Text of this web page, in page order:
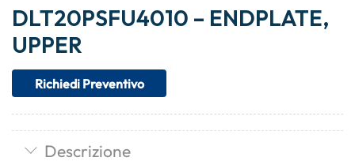
DLT20PSFU4010 – ENDPLATE,
UPPER
Richiedi Preventivo
Descrizione